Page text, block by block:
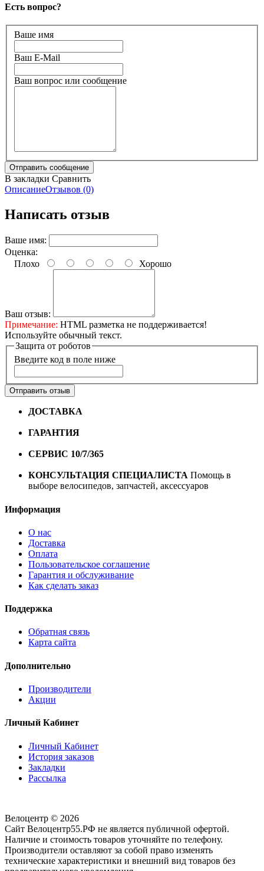
Есть вопрос?
Ваше имя
Ваш E-Mail
Ваш вопрос или сообщение
В закладки Сравнить
ОписаниеОтзывов (0)
Написать отзыв
Ваше имя:
Оценка:
Плохо
Хорошо
Ваш отзыв:
Примечание: HTML разметка не поддерживается!
Используйте обычный текст.
Защита от роботов
Введите код в поле ниже
Отправить отзыв
ДОСТАВКА
ГАРАНТИЯ
СЕРВИС 10/7/365
КОНСУЛЬТАЦИЯ СПЕЦИАЛИСТА Помощь в
выборе велосипедов, запчастей, аксессуаров
Информация
О нас
Доставка
Оплата
Пользовательское соглашение
Гарантия и обслуживание
Как сделать заказ
Поддержка
Обратная связь
Карта сайта
Дополнительно
Производители
Акции
Личный Кабинет
Личный Кабинет
История заказов
Закладки
Рассылка
Велоцентр © 2026
Сайт Велоцентр55.РФ не является публичной офертой.
Наличие и стоимость товаров уточняйте по телефону.
Производители оставляют за собой право изменять
технические характеристики и внешний вид товаров без